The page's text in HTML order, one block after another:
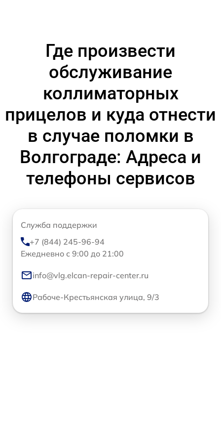
Где произвести
обслуживание
коллиматорных
прицелов и куда отнести
в случае поломки в
Волгограде: Адреса и
телефоны сервисов
Служба поддержки
+7 (844) 245-96-94
Ежедневно с 9:00 до 21:00
info@vlg.elcan-repair-center.ru
Рабоче-Крестьянская улица, 9/3